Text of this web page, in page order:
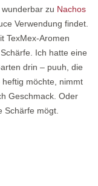
zu Nachos
Verwendung findet.
TexMex-Aromen
Ich hatte eine
drin – puuh, die
möchte, nimmt
Geschmack. Oder
Schärfe mögt.